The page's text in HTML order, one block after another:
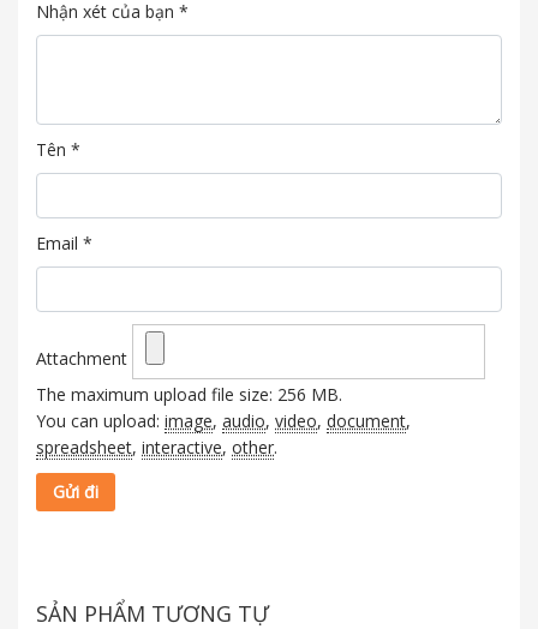
Nhận xét của bạn *
Tên *
Email *
Attachment
The maximum upload file size: 256 MB.
You can upload: image, audio, video, document,
spreadsheet, interactive, other.
SẢN PHẨM TƯƠNG TỰ